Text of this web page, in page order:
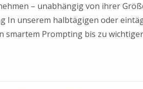
– unabhängig von ihrer
In unserem halbtägigen oder
smartem Prompting bis zu